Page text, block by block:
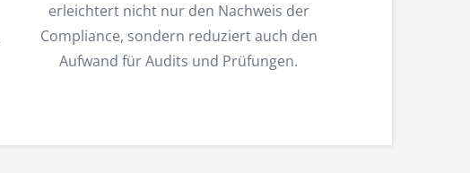
erleichtert nicht nur den Nachweis der
Compliance, sondern reduziert auch den
Aufwand für Audits und Prüfungen.